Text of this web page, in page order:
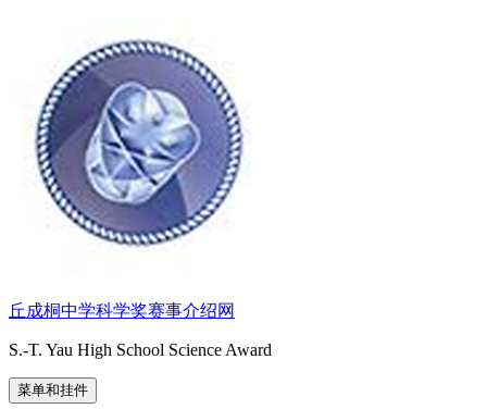
丘成桐中学科学奖赛事介绍网
S.-T. Yau High School Science Award
菜单和挂件